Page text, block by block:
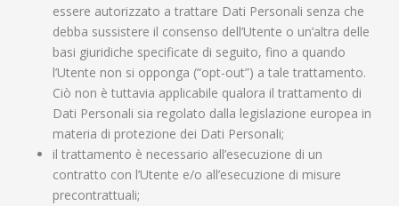
essere autorizzato a trattare Dati Personali senza che
debba sussistere il consenso dell’Utente o un’altra delle
basi giuridiche specificate di seguito, fino a quando
l’Utente non si opponga (“opt-out”) a tale trattamento.
Ciò non è tuttavia applicabile qualora il trattamento di
Dati Personali sia regolato dalla legislazione europea in
materia di protezione dei Dati Personali;
il trattamento è necessario all’esecuzione di un
contratto con l’Utente e/o all’esecuzione di misure
precontrattuali;